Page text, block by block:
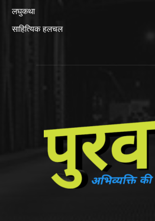
लघुकथा
साहित्यिक हलचल